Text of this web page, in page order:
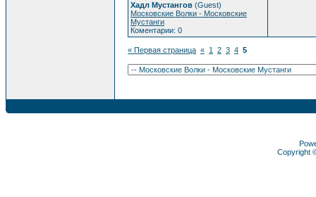
Хадл Мустангов (Guest)
Московские Волки - Московские
Мустанги
Коментарии: 0
« Первая страница « 1 2 3 4 5
Copyright